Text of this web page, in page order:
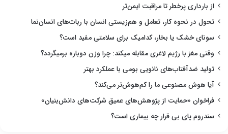
از بارداری پرخطر تا مراقبت ایمن‌تر
تحول در نحوه کار، تعامل و هم‌زیستی انسان با ربات‌های انسان‌نما
سونای خشک یا بخار، کدامیک برای سلامتی مفید است؟
وقتی مغز با رژیم لاغری مقابله میکند: چرا وزن دوباره برمیگردد؟
تولید ضدآفتاب‌های نانویی بومی با عملکرد بهتر
آیا هوش مصنوعی ما را کم‌هوش‌تر می‌کند؟
فراخوان «حمایت از پژوهش‌های عمیق شرکت‌های دانش‌بنیان»
سندروم پای بی قرار چه بیماری است؟